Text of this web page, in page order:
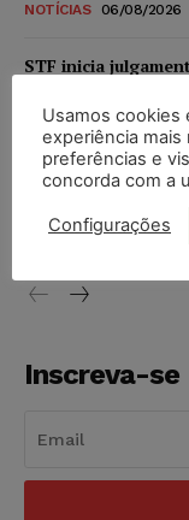
NOTÍCIAS 06/08/2026
STF inicia
NOTÍCIAS 06/08/2026
Projeto proíbe
NOTÍCIAS 06/08/2026
Inscreva-se
Usamos cookies
experiência mais
preferências e
concorda com a
Configurações